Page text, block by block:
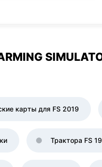
карты для FS 2019
Трактора FS 19